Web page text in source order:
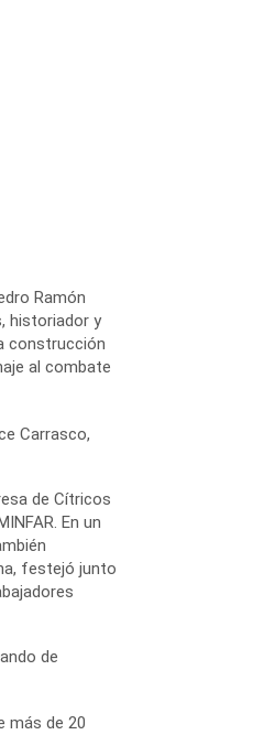
Ramón
historiador y
construcción
al combate
Carrasco,
de Cítricos
En un
festejó junto
de
más de 20